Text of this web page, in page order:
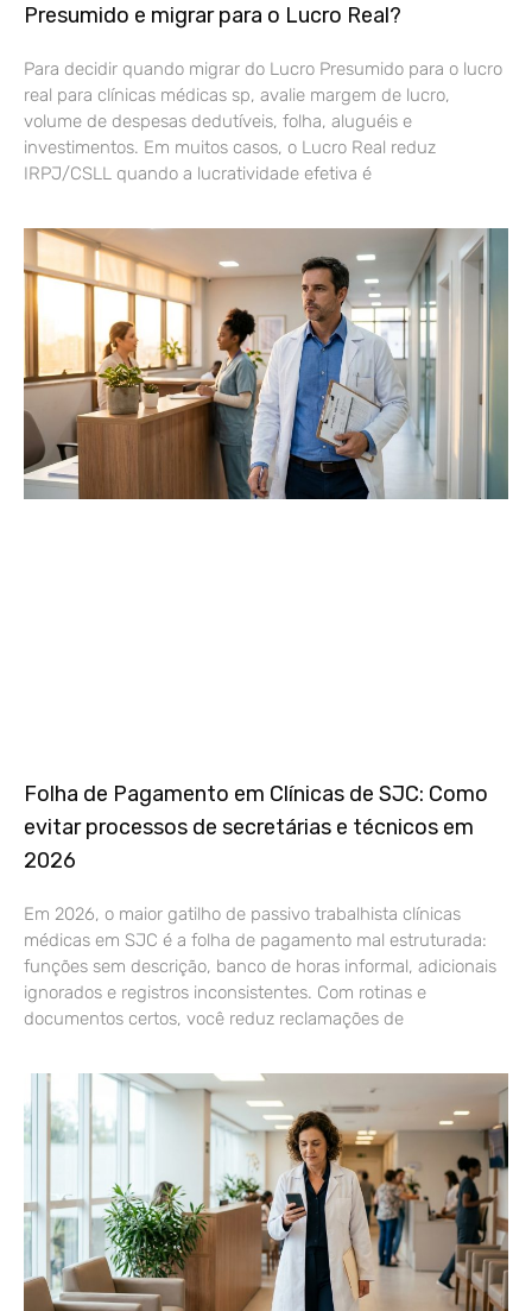
Presumido e migrar para o Lucro Real?
Para decidir quando migrar do Lucro Presumido para o lucro
real para clínicas médicas sp, avalie margem de lucro,
volume de despesas dedutíveis, folha, aluguéis e
investimentos. Em muitos casos, o Lucro Real reduz
IRPJ/CSLL quando a lucratividade efetiva é
Folha de Pagamento em Clínicas de SJC: Como
evitar processos de secretárias e técnicos em
2026
Em 2026, o maior gatilho de passivo trabalhista clínicas
médicas em SJC é a folha de pagamento mal estruturada:
funções sem descrição, banco de horas informal, adicionais
ignorados e registros inconsistentes. Com rotinas e
documentos certos, você reduz reclamações de